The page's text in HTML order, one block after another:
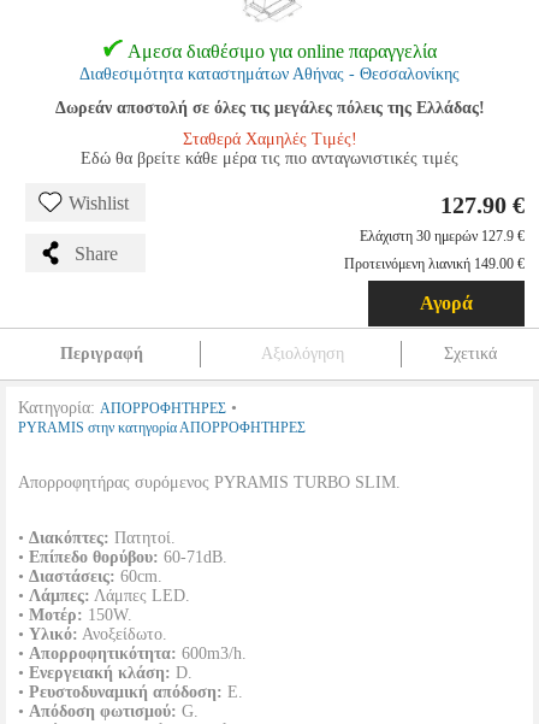
Αμεσα διαθέσιμο για online παραγγελία
Διαθεσιμότητα καταστημάτων Αθήνας - Θεσσαλονίκης
Δωρεάν αποστολή σε όλες τις μεγάλες πόλεις της Ελλάδας!
Σταθερά Χαμηλές Τιμές!
Εδώ θα βρείτε κάθε μέρα τις πιο ανταγωνιστικές τιμές
Wishlist
Share
127.90 €
Ελάχιστη 30 ημερών 127.9 €
Προτεινόμενη λιανική 149.00 €
Αγορά
Περιγραφή Αξιολόγηση Σχετικά
Κατηγορία: ΑΠΟΡΡΟΦΗΤΗΡΕΣ •
PYRAMIS στην κατηγορία ΑΠΟΡΡΟΦΗΤΗΡΕΣ
Απορροφητήρας συρόμενος PYRAMIS TURBO SLIM.
• Διακόπτες: Πατητοί.
• Επίπεδο θορύβου: 60-71dB.
• Διαστάσεις: 60cm.
• Λάμπες: Λάμπες LED.
• Μοτέρ: 150W.
• Υλικό: Ανοξείδωτο.
• Απορροφητικότητα: 600m3/h.
• Ενεργειακή κλάση: D.
• Ρευστοδυναμική απόδοση: E.
• Απόδοση φωτισμού: G.